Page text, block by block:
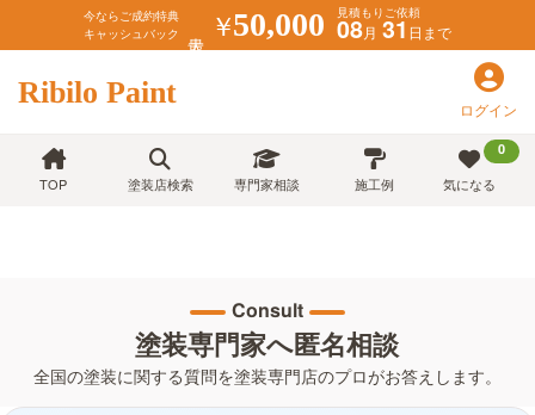
今ならご成約特典
キャッシュバック
￥50,000 見積もりご依頼
08月 31日まで
Ribilo Paint ログイン
TOP 塗装店検索 専門家相談 施工例
0
気になる
Consult
塗装専門家へ匿名相談
全国の塗装に関する質問を塗装専門店のプロがお答えします。